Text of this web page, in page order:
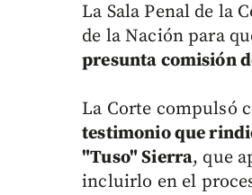
La Sala Penal de la
de la Nación para
presunta comisión
La Corte compulsó
testimonio que
"Tuso" Sierra, que
incluirlo en el